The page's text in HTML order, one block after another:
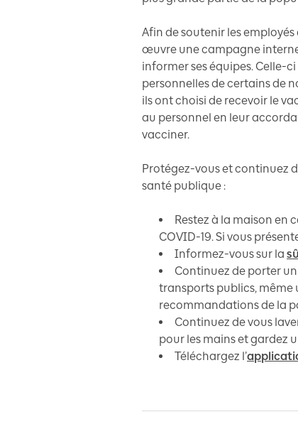
Afin de soutenir les
œuvre une campagne
informer ses équipes. Celle-
personnelles de certains de
ils ont choisi de recevoir le
au personnel en leur
vacciner.
Protégez-vous et continuez
santé publique :
Restez à la maison en
COVID-19. Si vous
Informez-vous sur la
Continuez de porter
transports publics, même
recommandations de la
Continuez de vous
pour les mains et gardez
Téléchargez l’